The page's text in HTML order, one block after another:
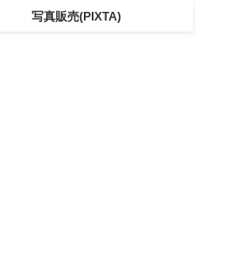
写真販売(PIXTA)